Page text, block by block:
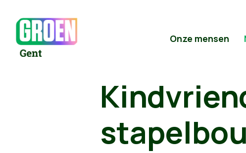
Onze mensen